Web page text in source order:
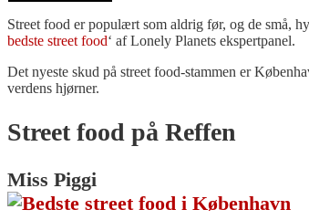
Street food er populært som aldrig før, og de små,
bedste street food‘ af Lonely Planets ekspertpanel.
Det nyeste skud på street food-stammen er
verdens hjørner.
Street food på Reffen
Miss Piggi